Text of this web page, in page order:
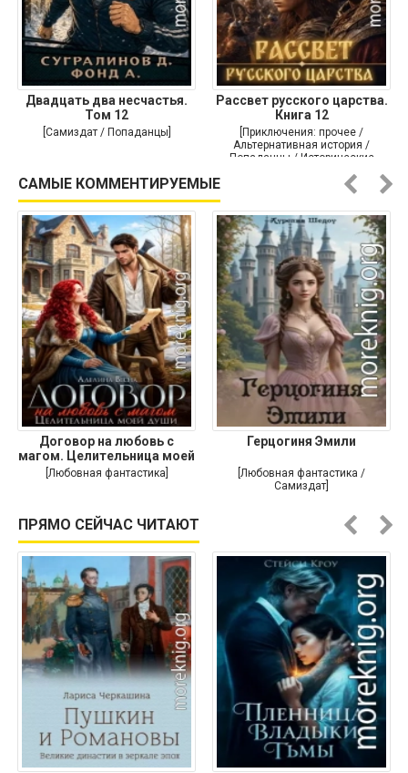
Двадцать два несчастья.
Том 12
[Самиздат / Попаданцы]
Рассвет русского царства.
Книга 12
[Приключения: прочее /
Альтернативная история /
Попаданцы / Исторические
САМЫЕ КОММЕНТИРУЕМЫЕ
Договор на любовь с
магом. Целительница моей
души
[Любовная фантастика]
Герцогиня Эмили
[Любовная фантастика /
Самиздат]
ПРЯМО СЕЙЧАС ЧИТАЮТ